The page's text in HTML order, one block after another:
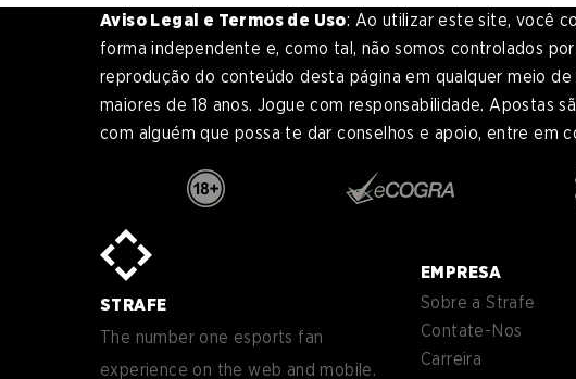
Aviso Legal e Termos de Uso: Ao utilizar este site, você
forma independente e, como tal, não somos controlados
reprodução do conteúdo desta página em qualquer meio
maiores de 18 anos. Jogue com responsabilidade. Apostas
com alguém que possa te dar conselhos e apoio, entre em
STRAFE
The number one esports fan
experience on the web and mobile.
English
de-
DE
es Español (ES)
EMPRESA
Sobre a Strafe
Contate-Nos
Carreira